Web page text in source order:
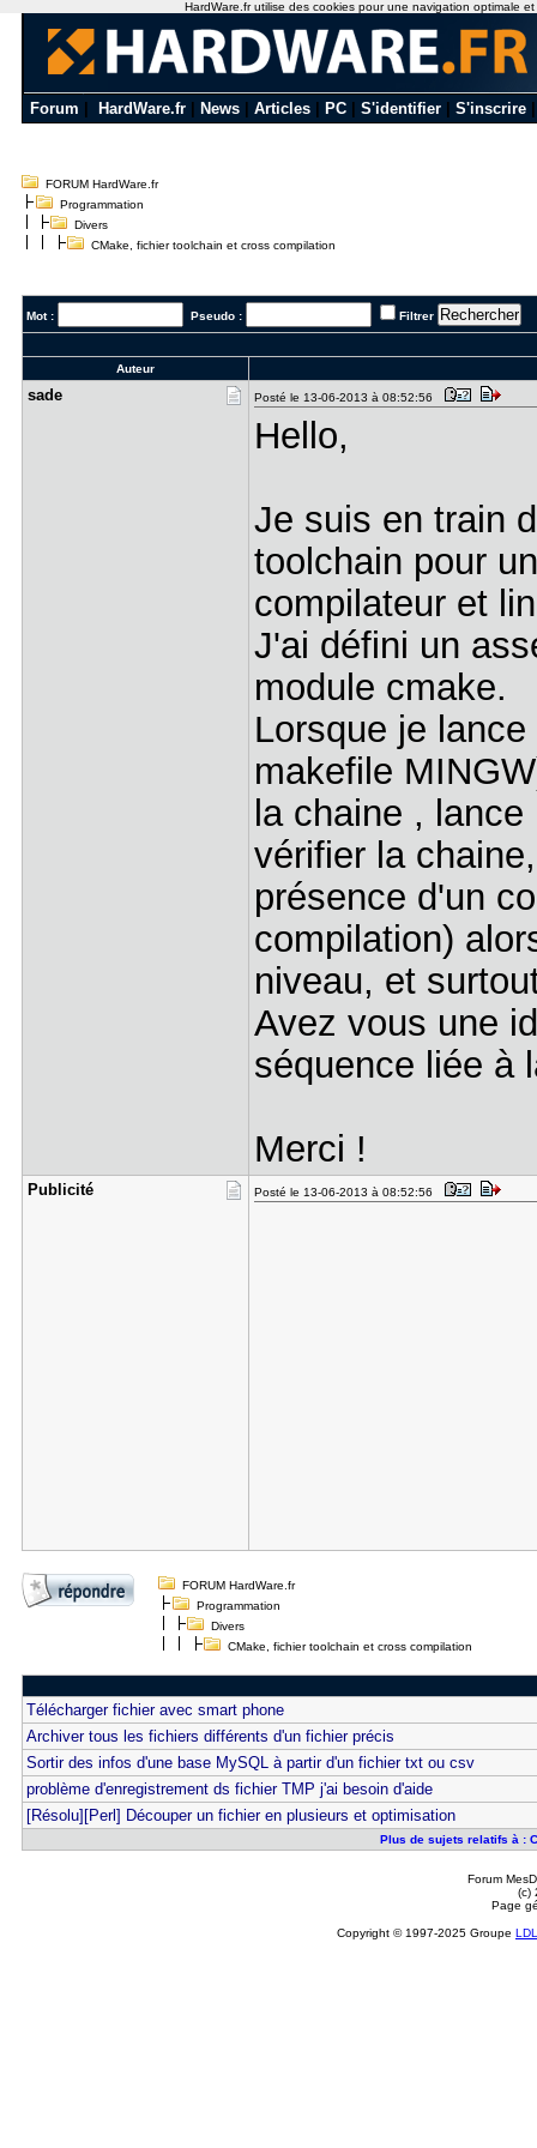
Forum HardWare.fr News Articles PC S'identifier S'inscrire
FORUM HardWare.fr
Programmation
Divers
CMake, fichier toolchain et cross compilation
Mot : Pseudo : Filtrer
Auteur
sade Posté le 13-06-2013 à 08:52:56
Hello,
Je suis en train
toolchain pour
compilateur et
J'ai défini un
module cmake.
Lorsque je
makefile
la chaine ,
vérifier la
présence d'un
compilation)
niveau, et
Avez vous une
séquence liée
Merci !
Publicité Posté le 13-06-2013 à 08:52:56
FORUM HardWare.fr
Programmation
Divers
CMake, fichier toolchain et cross compilation
Télécharger fichier avec smart phone
Archiver tous les fichiers différents d'un fichier précis
Sortir des infos d'une base MySQL à partir d'un fichier txt ou csv
problème d'enregistrement ds fichier TMP j'ai besoin d'aide
[Résolu][Perl] Découper un fichier en plusieurs et optimisation
Plus de sujets relatifs à :
Forum
(c)
Page
Copyright © 1997-2025 Groupe
HardWare.fr utilise des cookies pour une navigation optimale